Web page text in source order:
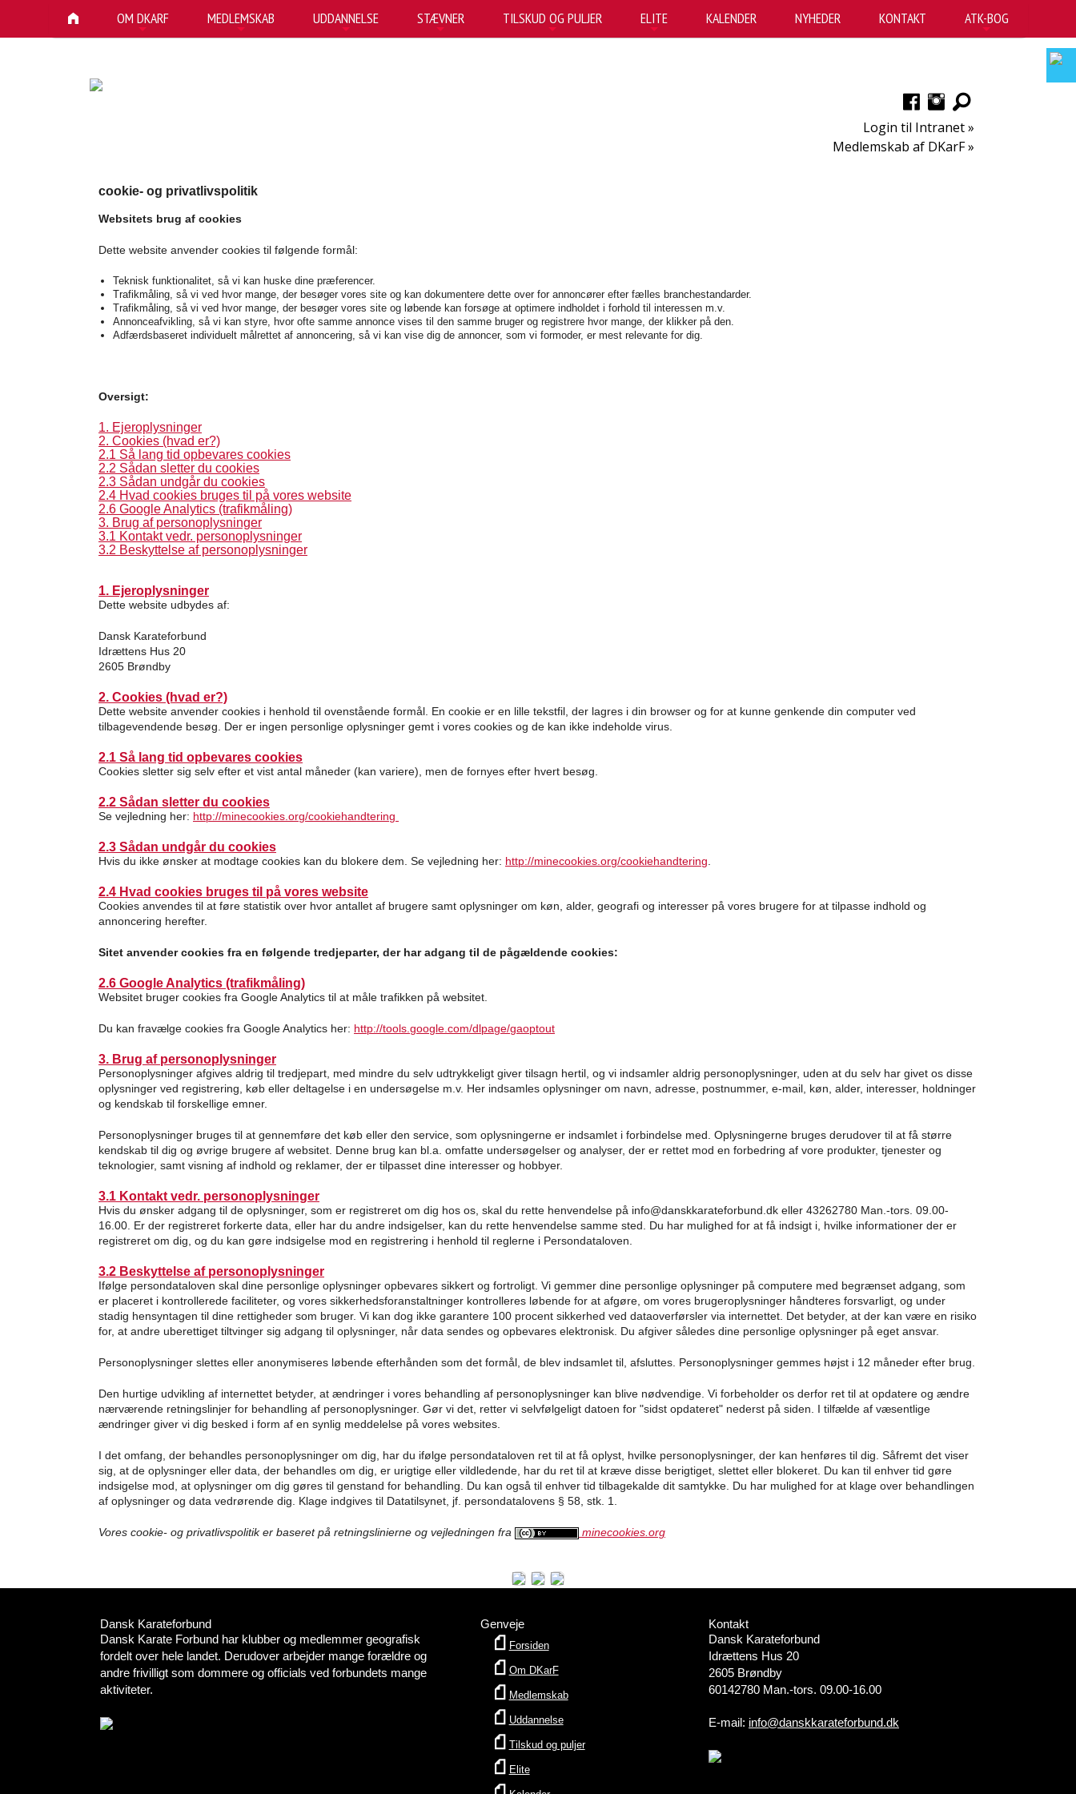
OM DKARF MEDLEMSKAB UDDANNELSE STÆVNER TILSKUD OG PULJER ELITE KALENDER NYHEDER KONTAKT ATK-BOG
Login til Intranet »
Medlemskab af DKarF »
cookie- og privatlivspolitik
Websitets brug af cookies
Dette website anvender cookies til følgende formål:
Teknisk funktionalitet, så vi kan huske dine præferencer.
Trafikmåling, så vi ved hvor mange, der besøger vores site og kan dokumentere dette over for annoncører efter fælles branchestandarder.
Trafikmåling, så vi ved hvor mange, der besøger vores site og løbende kan forsøge at optimere indholdet i forhold til interessen m.v.
Annonceafvikling, så vi kan styre, hvor ofte samme annonce vises til den samme bruger og registrere hvor mange, der klikker på den.
Adfærdsbaseret individuelt målrettet af annoncering, så vi kan vise dig de annoncer, som vi formoder, er mest relevante for dig.
Oversigt:
1. Ejeroplysninger
2. Cookies (hvad er?)
2.1 Så lang tid opbevares cookies
2.2 Sådan sletter du cookies
2.3 Sådan undgår du cookies
2.4 Hvad cookies bruges til på vores website
2.6 Google Analytics (trafikmåling)
3. Brug af personoplysninger
3.1 Kontakt vedr. personoplysninger
3.2 Beskyttelse af personoplysninger
1. Ejeroplysninger
Dette website udbydes af:
Dansk Karateforbund
Idrættens Hus 20
2605 Brøndby
2. Cookies (hvad er?)
Dette website anvender cookies i henhold til ovenstående formål. En cookie er en lille tekstfil, der lagres i din browser og for at kunne genkende din computer ved
tilbagevendende besøg. Der er ingen personlige oplysninger gemt i vores cookies og de kan ikke indeholde virus.
2.1 Så lang tid opbevares cookies
Cookies sletter sig selv efter et vist antal måneder (kan variere), men de fornyes efter hvert besøg.
2.2 Sådan sletter du cookies
Se vejledning her: http://minecookies.org/cookiehandtering
2.3 Sådan undgår du cookies
Hvis du ikke ønsker at modtage cookies kan du blokere dem. Se vejledning her: http://minecookies.org/cookiehandtering
2.4 Hvad cookies bruges til på vores website
Cookies anvendes til at føre statistik over hvor antallet af brugere samt oplysninger om køn, alder, geografi og interesser på vores brugere for at tilpasse indhold og
annoncering herefter.
Sitet anvender cookies fra en følgende tredjeparter, der har adgang til de pågældende cookies:
2.6 Google Analytics (trafikmåling)
Websitet bruger cookies fra Google Analytics til at måle trafikken på websitet.
Du kan fravælge cookies fra Google Analytics her: http://tools.google.com/dlpage/gaoptout
3. Brug af personoplysninger
Personoplysninger afgives aldrig til tredjepart, med mindre du selv udtrykkeligt giver tilsagn hertil, og vi indsamler aldrig personoplysninger, uden at du selv har givet os disse
oplysninger ved registrering, køb eller deltagelse i en undersøgelse m.v. Her indsamles oplysninger om navn, adresse, postnummer, e-mail, køn, alder, interesser, holdninger
og kendskab til forskellige emner.
Personoplysninger bruges til at gennemføre det køb eller den service, som oplysningerne er indsamlet i forbindelse med. Oplysningerne bruges derudover til at få større
kendskab til dig og øvrige brugere af websitet. Denne brug kan bl.a. omfatte undersøgelser og analyser, der er rettet mod en forbedring af vore produkter, tjenester og
teknologier, samt visning af indhold og reklamer, der er tilpasset dine interesser og hobbyer.
3.1 Kontakt vedr. personoplysninger
Hvis du ønsker adgang til de oplysninger, som er registreret om dig hos os, skal du rette henvendelse på info@danskkarateforbund.dk eller 43262780 Man.-tors. 09.00-
16.00. Er der registreret forkerte data, eller har du andre indsigelser, kan du rette henvendelse samme sted. Du har mulighed for at få indsigt i, hvilke informationer der er
registreret om dig, og du kan gøre indsigelse mod en registrering i henhold til reglerne i Persondataloven.
3.2 Beskyttelse af personoplysninger
Ifølge persondataloven skal dine personlige oplysninger opbevares sikkert og fortroligt. Vi gemmer dine personlige oplysninger på computere med begrænset adgang, som
er placeret i kontrollerede faciliteter, og vores sikkerhedsforanstaltninger kontrolleres løbende for at afgøre, om vores brugeroplysninger håndteres forsvarligt, og under
stadig hensyntagen til dine rettigheder som bruger. Vi kan dog ikke garantere 100 procent sikkerhed ved dataoverførsler via internettet. Det betyder, at der kan være en risiko
for, at andre uberettiget tiltvinger sig adgang til oplysninger, når data sendes og opbevares elektronisk. Du afgiver således dine personlige oplysninger på eget ansvar.
Personoplysninger slettes eller anonymiseres løbende efterhånden som det formål, de blev indsamlet til, afsluttes. Personoplysninger gemmes højst i 12 måneder efter brug.
Den hurtige udvikling af internettet betyder, at ændringer i vores behandling af personoplysninger kan blive nødvendige. Vi forbeholder os derfor ret til at opdatere og ændre
nærværende retningslinjer for behandling af personoplysninger. Gør vi det, retter vi selvfølgeligt datoen for "sidst opdateret" nederst på siden. I tilfælde af væsentlige
ændringer giver vi dig besked i form af en synlig meddelelse på vores websites.
I det omfang, der behandles personoplysninger om dig, har du ifølge persondataloven ret til at få oplyst, hvilke personoplysninger, der kan henføres til dig. Såfremt det viser
sig, at de oplysninger eller data, der behandles om dig, er urigtige eller vildledende, har du ret til at kræve disse berigtiget, slettet eller blokeret. Du kan til enhver tid gøre
indsigelse mod, at oplysninger om dig gøres til genstand for behandling. Du kan også til enhver tid tilbagekalde dit samtykke. Du har mulighed for at klage over behandlingen
af oplysninger og data vedrørende dig. Klage indgives til Datatilsynet, jf. persondatalovens § 58, stk. 1.
Vores cookie- og privatlivspolitik er baseret på retningslinierne og vejledningen fra minecookies.org
Dansk Karateforbund
Dansk Karate Forbund har klubber og medlemmer geografisk
fordelt over hele landet. Derudover arbejder mange forældre og
andre frivilligt som dommere og officials ved forbundets mange
aktiviteter.
Genveje
Forsiden
Om DKarF
Medlemskab
Uddannelse
Tilskud og puljer
Elite
Kontakt
Dansk Karateforbund
Idrættens Hus 20
2605 Brøndby
60142780 Man.-tors. 09.00-16.00
E-mail: info@danskkarateforbund.dk